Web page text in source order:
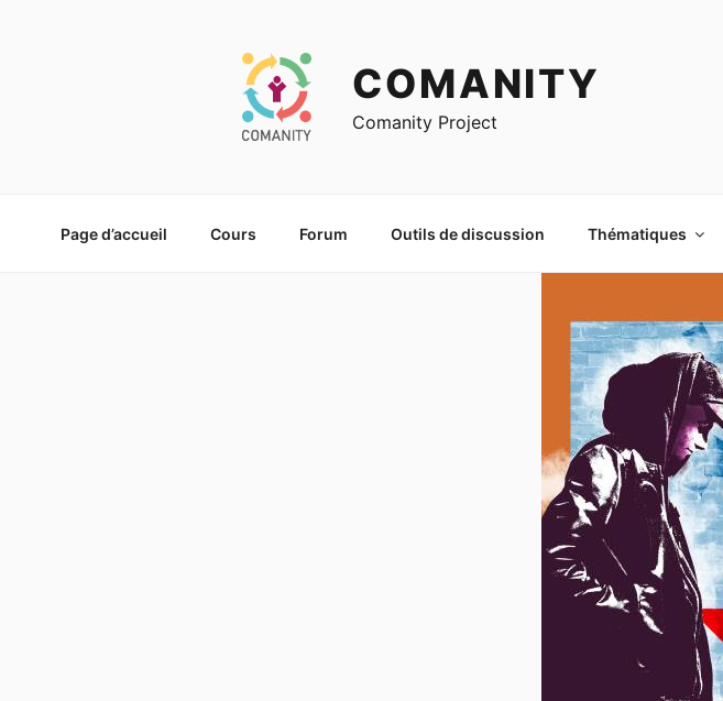
Page d’accueil Cours Forum Outils de discussion Thématiques
COMANITY
Comanity Project